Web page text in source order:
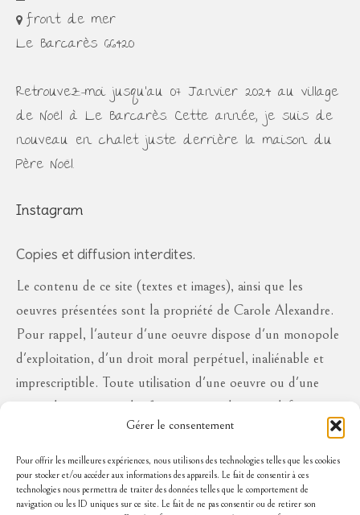
Gérer le consentement
Pour offrir les meilleures expériences, nous utilisons des technologies telles que les cookies
pour stocker et/ou accéder aux informations des appareils. Le fait de consentir à ces
technologies nous permettra de traiter des données telles que le comportement de
navigation ou les ID uniques sur ce site. Le fait de ne pas consentir ou de retirer son
front de mer
Le Barcarès 66420
Retrouvez-moi jusqu'au 07 Janvier 2024 au village
de Noël à Le Barcarès. Cette année, je suis de
nouveau en chalet juste derrière la maison du
Père Noël.
Instagram
Copies et diffusion interdites.
Le contenu de ce site (textes et images), ainsi que les
oeuvres présentées sont la propriété de Carole Alexandre.
Pour rappel, l'auteur d'une oeuvre dispose d'un monopole
d'exploitation, d'un droit moral perpétuel, inaliénable et
imprescriptible. Toute utilisation d'une oeuvre ou d'une
partie des oeuvres à des fins commerciales ou à défaut en
diffusion publique, sous quelque forme que ce soit, est
interdite sans l'autorisation de l'auteur, aux risques de se
voir réclamer des dommages et intérêts..